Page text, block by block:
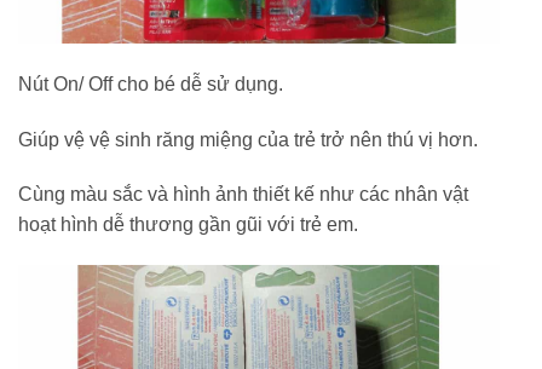
Nút On/ Off cho bé dễ sử dụng.
Giúp vệ vệ sinh răng miệng của trẻ trở nên thú vị hơn.
Cùng màu sắc và hình ảnh thiết kế như các nhân vật
hoạt hình dễ thương gần gũi với trẻ em.